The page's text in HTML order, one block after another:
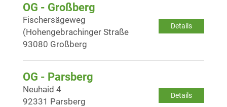
OG - Großberg
Details
Fischersägeweg
(Hohengebrachinger Straße
93080 Großberg
OG - Parsberg
Details
Neuhaid 4
92331 Parsberg